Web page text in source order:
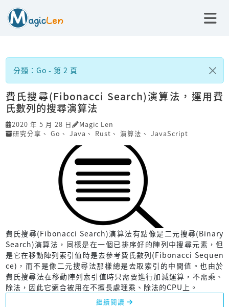
分類：Go - 第 2 頁
費氏搜尋(Fibonacci Search)演算法，運用費
氏數列的搜尋演算法
2020 年 5 月 28 日
Magic Len
研究分享 、 Go 、 Java 、 Rust 、 演算法 、 JavaScript
費氏搜尋(Fibonacci Search)演算法有點像是二元搜尋(Binary
Search)演算法，同樣是在一個已排序好的陣列中搜尋元素，但
是它在移動陣列索引值時是去參考費氏數列(Fibonacci Sequen
ce)，而不是像二元搜尋法那樣總是去取索引的中間值。也由於
費氏搜尋法在移動陣列索引值時只需要進行加減運算，不需乘、
除法，因此它適合被用在不擅長處理乘、除法的CPU上。
繼續閱讀